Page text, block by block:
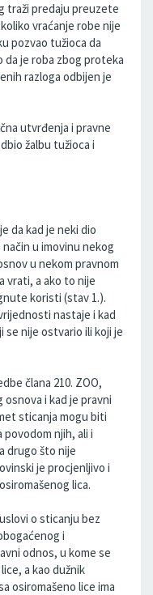
traži predaju preuzete
vraćanje robe nije
pozvao tužioca da
da je roba zbog proteka
razloga odbijen je
utvrđenja i pravne
žalbu tužioca i
da kad je neki dio
u imovinu nekog
u nekom pravnom
vrati, a ako to nije
koristi (stav 1.).
nastaje i kad
se nije ostvario ili koji je
člana 210. ZOO,
osnova i kad je pravni
sticanja mogu biti
njih, ali i
drugo što nije
je procjenljivo i
lica.
o sticanju bez
i
odnos, u kome se
a kao dužnik
osiromašeno lice ima